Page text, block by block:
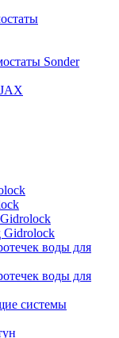
Sonder
Gidrolock
воды для
воды для
системы